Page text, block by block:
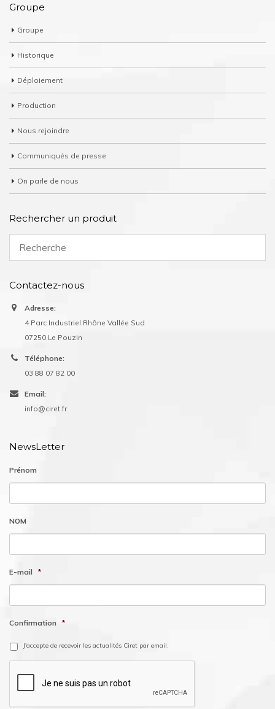
Groupe
Groupe
Historique
Déploiement
Production
Nous rejoindre
Communiqués de presse
On parle de nous
Rechercher un produit
Contactez-nous
Adresse:
4 Parc Industriel Rhône Vallée Sud
07250 Le Pouzin
Téléphone:
03 88 07 82 00
Email:
info@ciret.fr
NewsLetter
Prénom
NOM
E-mail *
Confirmation *
J'accepte de recevoir les actualités Ciret par email.